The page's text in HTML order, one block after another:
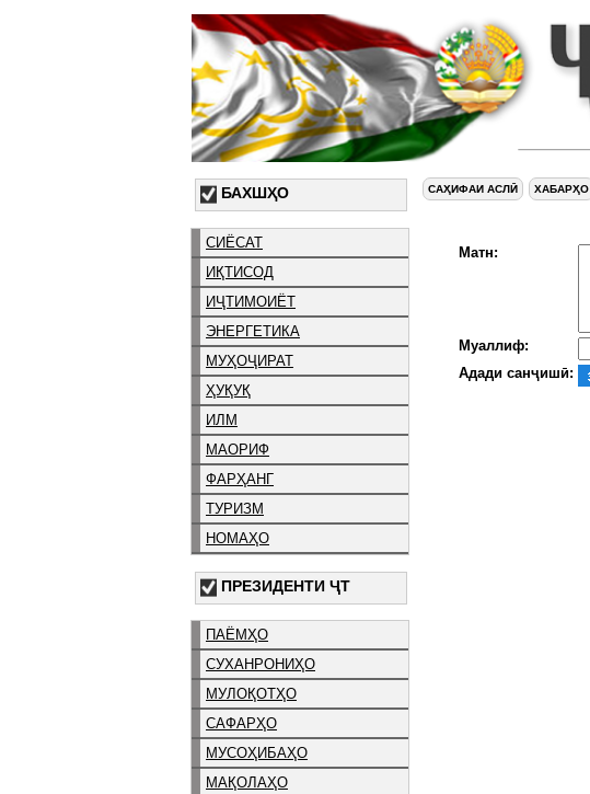
БАХШҲО
СИЁСАТ
ИҚТИСОД
ИҶТИМОИЁТ
ЭНЕРГЕТИКА
МУҲОҶИРАТ
ҲУҚУҚ
ИЛМ
МАОРИФ
ФАРҲАНГ
ТУРИЗМ
НОМАҲО
ПРЕЗИДЕНТИ ҶТ
ПАЁМҲО
СУХАНРОНИҲО
МУЛОҚОТҲО
САФАРҲО
МУСОҲИБАҲО
МАҚОЛАҲО
САҲИФАИ АСЛӢ ХАБАРҲО
Матн:
Муаллиф:
Адади санҷишӣ: